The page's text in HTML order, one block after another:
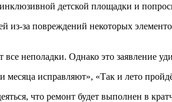
детской площадки и
из-за повреждений некоторых
неполадки. Однако это заявление
месяца исправляют», «Так и лето
что ремонт будет выполнен в